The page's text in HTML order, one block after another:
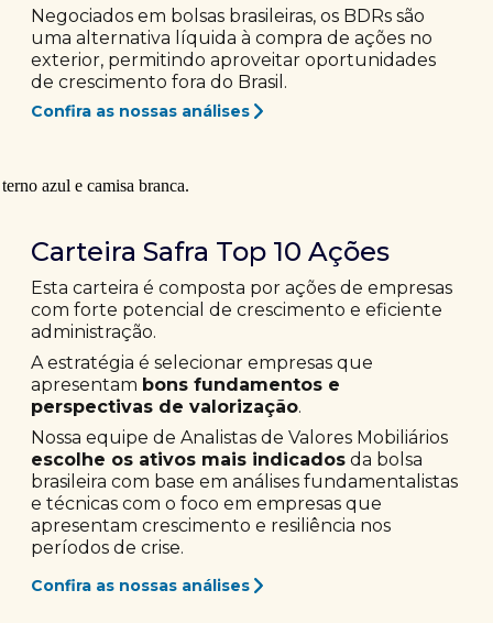
Negociados em bolsas brasileiras, os BDRs são
uma alternativa líquida à compra de ações no
exterior, permitindo aproveitar oportunidades
de crescimento fora do Brasil.
Confira as nossas análises
Carteira Safra Top 10 Ações
Esta carteira é composta por ações de empresas
com forte potencial de crescimento e eficiente
administração.
A estratégia é selecionar empresas que
apresentam bons fundamentos e
perspectivas de valorização.
Nossa equipe de Analistas de Valores Mobiliários
escolhe os ativos mais indicados da bolsa
brasileira com base em análises fundamentalistas
e técnicas com o foco em empresas que
apresentam crescimento e resiliência nos
períodos de crise.
Confira as nossas análises